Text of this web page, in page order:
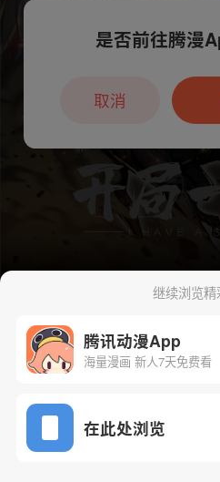
下一话
继续浏览
腾讯动漫App
海量漫画 新人7天免费看
在此处浏览
本章节仅支持App阅
户7天
是否前往腾漫
取消